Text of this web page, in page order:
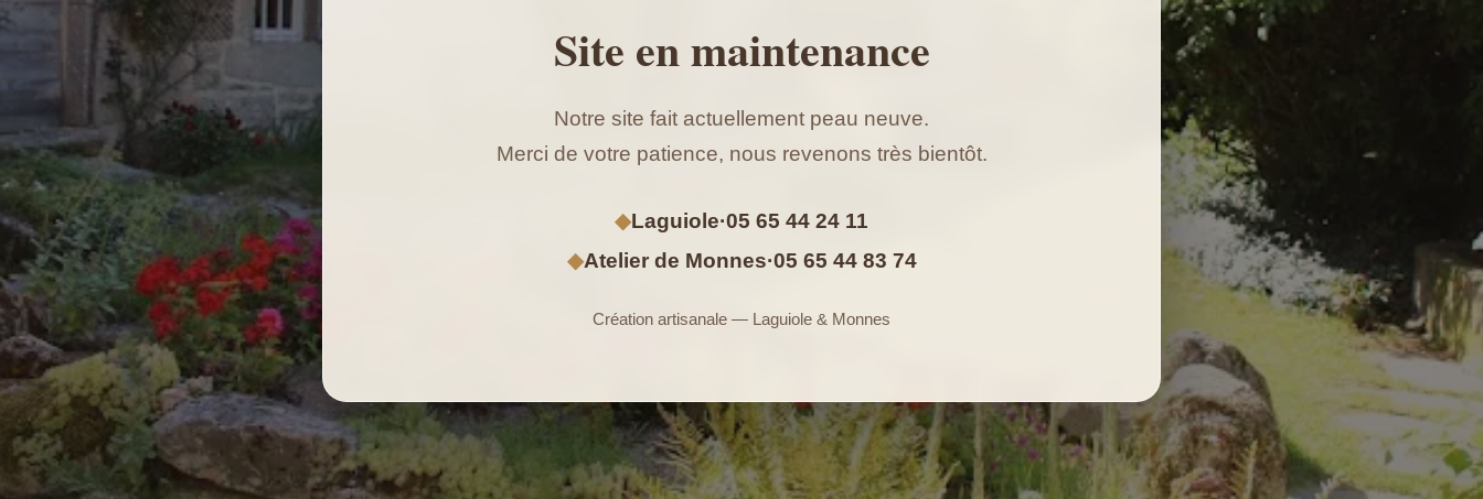
Site en maintenance
Notre site fait actuellement peau neuve.
Merci de votre patience, nous revenons très bientôt.
◆Laguiole·05 65 44 24 11
◆Atelier de Monnes·05 65 44 83 74
Création artisanale — Laguiole & Monnes